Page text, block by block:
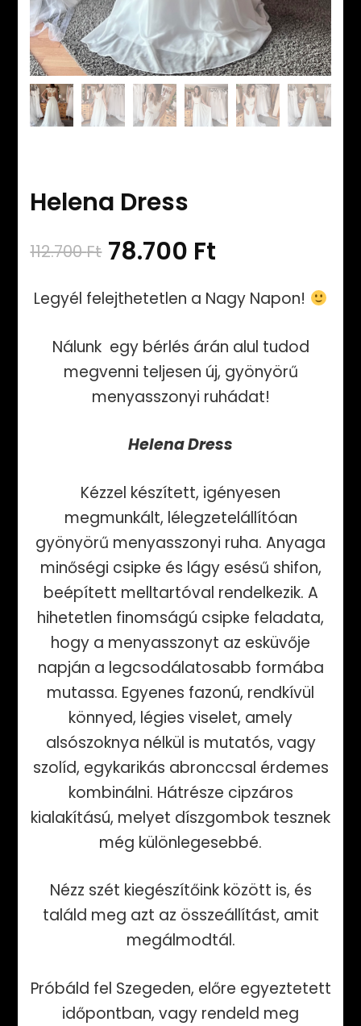
Helena Dress
112.700Ft Original
price
112.700 Ft.
78.700 Ft
price
78.700 Ft.
Legyél felejthetetlen a Nagy Napon!
Nálunk egy bérlés árán alul tudod
megvenni teljesen új, gyönyörű
menyasszonyi ruhádat!
Helena Dress
Kézzel készített, igényesen
megmunkált, lélegzetelállítóan
gyönyörű menyasszonyi ruha. Anyaga
minőségi csipke és lágy esésű shifon,
beépített melltartóval rendelkezik. A
hihetetlen finomságú csipke feladata,
hogy a menyasszonyt az esküvője
napján a legcsodálatosabb formába
mutassa. Egyenes fazonú, rendkívül
könnyed, légies viselet, amely
alsószoknya nélkül is mutatós, vagy
szolíd, egykarikás abronccsal érdemes
kombinálni. Hátrésze cipzáros
kialakítású, melyet díszgombok tesznek
még különlegesebbé.
Nézz szét kiegészítőink között is, és
találd meg azt az összeállítást, amit
megálmodtál.
Próbáld fel Szegeden, előre egyeztetett
időpontban, vagy rendeld meg